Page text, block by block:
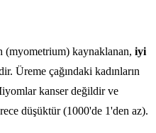
(myometrium) kaynaklanan, iyi
Üreme çağındaki kadınların
kanser değildir ve
düşüktür (1000'de 1'den az).